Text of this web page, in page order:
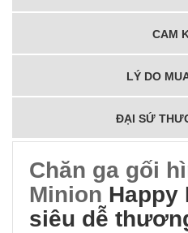
CAM
LÝ DO
ĐẠI SỨ
Chăn ga gối
Minion Happy
siêu dễ